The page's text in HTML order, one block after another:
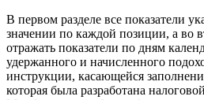
В первом разделе все показатели
значении по каждой позиции, а во
отражать показатели по дням
удержанного и начисленного
инструкции, касающейся
которая была разработана